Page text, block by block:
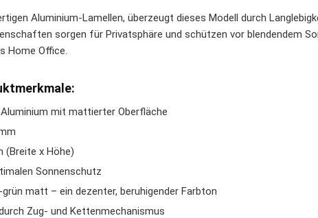
Aluminium-Lamellen, überzeugt dieses Modell durch
sorgen für Privatsphäre und schützen vor blendendem
Home Office.
mit mattierter Oberfläche
(Breite x Höhe)
Sonnenschutz
matt – ein dezenter, beruhigender Farbton
Zug- und Kettenmechanismus